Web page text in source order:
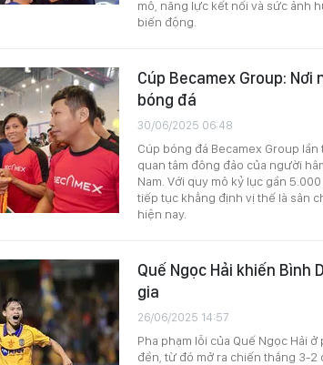
mô, năng lực kết nối và sức ảnh
biến động.
Cúp Becamex Group:
bóng đá
30/06/2025 06:48
Cúp bóng đá Becamex Group
quan tâm đông đảo của người
Nam. Với quy mô kỷ lục gần
tiếp tục khẳng định vị thế là sân
hiện nay.
Quế Ngọc Hải khiến Bình
gia
26/06/2025 14:57
Pha phạm lỗi của Quế Ngọc Hải
đền, từ đó mở ra chiến thắng 3-2